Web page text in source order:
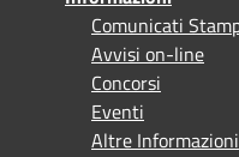
Comunicati
Avvisi on-line
Concorsi
Eventi
Altre Informazioni